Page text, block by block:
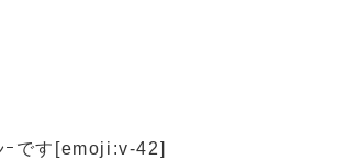
ｰです[emoji:v-42]